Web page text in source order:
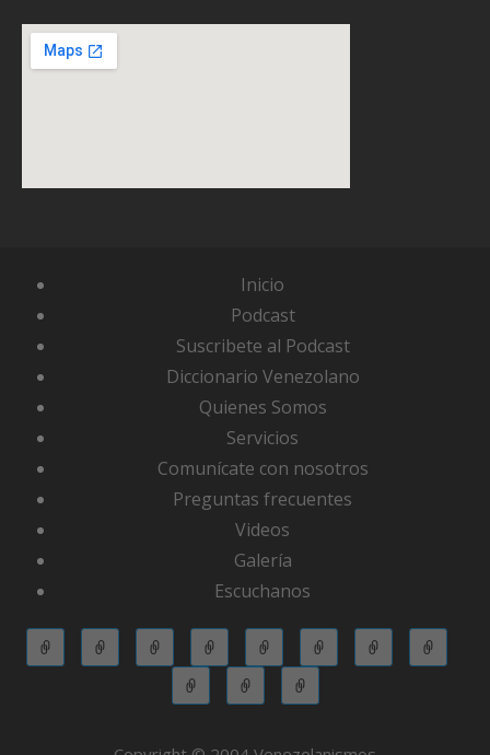
Inicio
Podcast
Suscribete al Podcast
Diccionario Venezolano
Quienes Somos
Servicios
Comunícate con nosotros
Preguntas frecuentes
Videos
Galería
Escuchanos